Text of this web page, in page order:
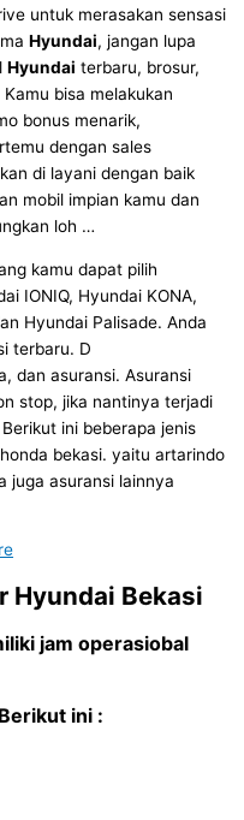
untuk merasakan sensasi
Hyundai, jangan lupa
Hyundai terbaru, brosur,
Kamu bisa melakukan
bonus menarik,
dengan sales
di layani dengan baik
mobil impian kamu dan
loh …
kamu dapat pilih
IONIQ, Hyundai KONA,
Hyundai Palisade. Anda
terbaru. D
dan asuransi. Asuransi
stop, jika nantinya terjadi
ini beberapa jenis
bekasi. yaitu artarindo
juga asuransi lainnya
Hyundai Bekasi
jam operasiobal
ini :